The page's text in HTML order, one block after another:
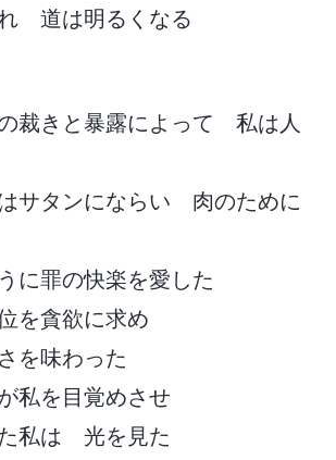
道は明るくなる
裁きと暴露によって 私は人
サタンにならい 肉のために
に罪の快楽を愛した
を貪欲に求め
を味わった
私を目覚めさせ
私は 光を見た